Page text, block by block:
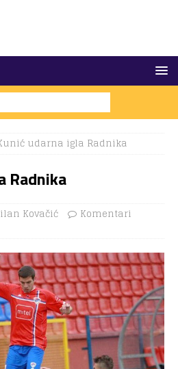
udarna igla Radnika
Radnika
Kovačić
Komentari